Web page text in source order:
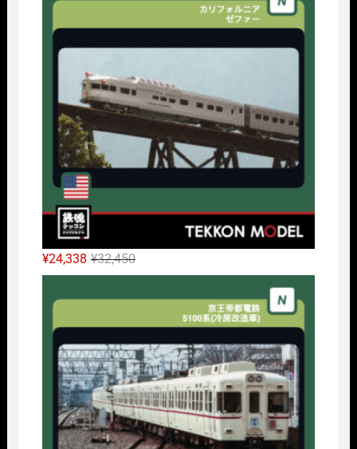
し
た。
で
す。
¥32,450元
の
価
¥32,450
で
し
た。
¥24,338
現
在
の
は
¥24,338
で
す。